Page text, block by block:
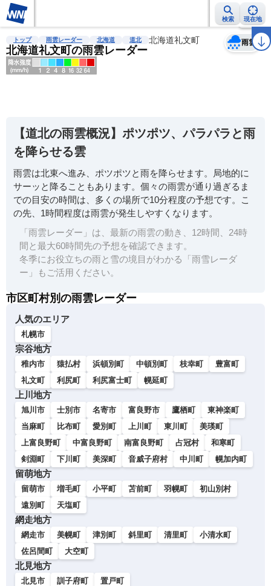
検索 現在地
雨雲レーダー 台風情報 地震情報 警報・注意報 2週間天気 ラ
トップ 雨雲レーダー 北海道 道北 北海道礼文町
北海道礼文町の雨雲レーダー
雨雲
天気 台風
【道北の雨雲概況】ポツポツ、パラパラと雨
を降らせる雲
雨雲は北東へ進み、ポツポツと雨を降らせます。局地的に
サーッと降ることもあります。個々の雨雲が通り過ぎるま
での目安の時間は、多くの場所で10分程度の予想です。こ
の先、1時間程度は雨雲が発生しやすくなります。
「雨雲レーダー」は、最新の雨雲の動き、12時間、24時
間と最大60時間先の予想を確認できます。
冬季にお役立ちの雨と雪の境目がわかる「雨雪レーダ
ー」もご活用ください。
市区町村別の雨雲レーダー
人気のエリア
札幌市
宗谷地方
稚内市 猿払村 浜頓別町 中頓別町 枝幸町
豊富町
礼文町
利尻町 利尻富士町 幌延町
上川地方
旭川市 士別市 名寄市 富良野市 鷹栖町
東神楽町
当麻町
比布町 愛別町 上川町 東川町
美瑛町
上富良野町
中富良野町 南富良野町 占冠村
和寒町
剣淵町
下川町 美深町 音威子府村 中川町 幌加内町
留萌地方
留萌市 増毛町 小平町 苫前町 羽幌町
初山別村
遠別町
天塩町
網走地方
網走市 美幌町 津別町 斜里町 清里町
小清水町
佐呂間町
大空町
北見地方
北見市 訓子府町 置戸町